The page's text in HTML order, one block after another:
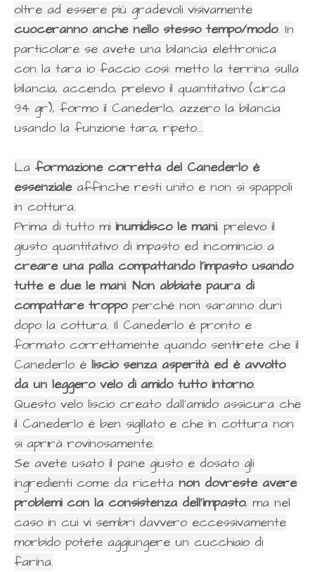
oltre ad essere più gradevoli visivamente
cuoceranno anche nello stesso tempo/modo. In
particolare se avete una bilancia elettronica
con la tara io faccio così: metto la terrina sulla
bilancia, accendo, prelevo il quantitativo (circa
94 gr), formo il Canederlo, azzero la bilancia
usando la funzione tara, ripeto...
La formazione corretta del Canederlo è
essenzialeaffinche resti unito e non si spappoli
in cottura.
Prima di tutto mi inumidisco le mani, prelevo il
giusto quantitativo di impasto ed incomincio a
creare una palla compattando l'impasto usando
tutte e due le mani. Non abbiate paura di
compattare troppoperchè non saranno duri
dopo la cottura. Il Canederlo è pronto e
formato correttamente quando sentirete che il
Canederlo è liscio senza asperità ed è avvolto
da un leggero velo di amido tutto intorno.
Questo velo liscio creato dall'amido assicura che
il Canederlo è ben sigillato e che in cottura non
si aprirà rovinosamente.
Se avete usato il pane giusto e dosato gli
ingredienti come da ricetta non dovreste avere
problemi con la consistenza dell'impasto, ma nel
caso in cui vi sembri davvero eccessivamente
morbido potete aggiungere un cucchiaio di
farina.